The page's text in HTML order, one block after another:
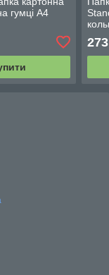
гумці А4